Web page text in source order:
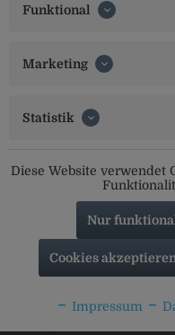
Social Media
Folgt uns auf unseren
Funktional
Marketing
Statistik
Diese Website verwendet
Nur
Cookies akzeptieren
Impressum